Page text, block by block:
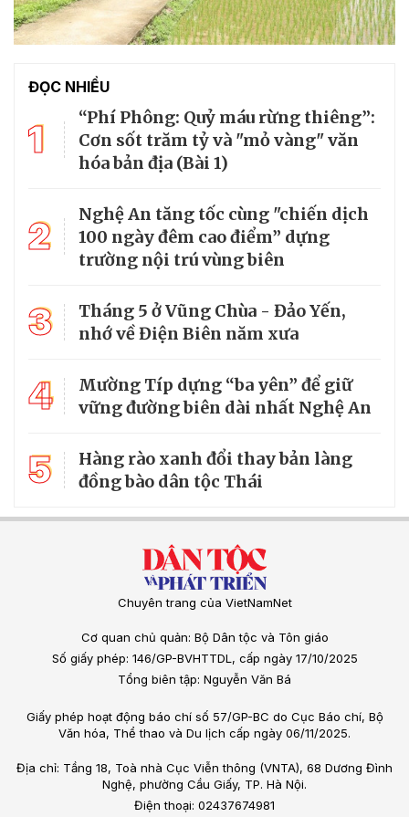
ĐỌC NHIỀU
1
“Phí Phông: Quỷ máu rừng thiêng”:
Cơn sốt trăm tỷ và "mỏ vàng" văn
hóa bản địa (Bài 1)
2
Nghệ An tăng tốc cùng "chiến dịch
100 ngày đêm cao điểm” dựng
trường nội trú vùng biên
3
Tháng 5 ở Vũng Chùa - Đảo Yến,
nhớ về Điện Biên năm xưa
4
Mường Típ dựng “ba yên” để giữ
vững đường biên dài nhất Nghệ An
5
Hàng rào xanh đổi thay bản làng
đồng bào dân tộc Thái
Chuyên trang của VietNamNet
Cơ quan chủ quản: Bộ Dân tộc và Tôn giáo
Số giấy phép: 146/GP-BVHTTDL, cấp ngày 17/10/2025
Tổng biên tập: Nguyễn Văn Bá
Giấy phép hoạt động báo chí số 57/GP-BC do Cục Báo chí, Bộ
Văn hóa, Thể thao và Du lịch cấp ngày 06/11/2025.
Địa chỉ: Tầng 18, Toà nhà Cục Viễn thông (VNTA), 68 Dương Đình
Nghệ, phường Cầu Giấy, TP. Hà Nội.
Điện thoại: 02437674981